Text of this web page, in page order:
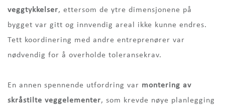
veggtykkelser, ettersom de ytre dimensjonene på
bygget var gitt og innvendig areal ikke kunne endres.
Tett koordinering med andre entreprenører var
nødvendig for å overholde toleransekrav.
En annen spennende utfordring var montering av
skråstilte veggelementer, som krevde nøye planlegging